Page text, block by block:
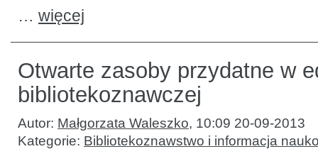
… więcej
Otwarte zasoby przydatne w
bibliotekoznawczej
Autor: Małgorzata Waleszko, 10:09 20-09-2013
Kategorie: Bibliotekoznawstwo i informacja